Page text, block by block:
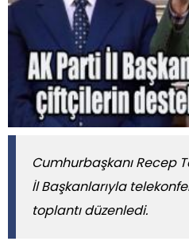
Cumhurbaşkanı Recep
İl Başkanlarıyla
toplantı düzenledi.